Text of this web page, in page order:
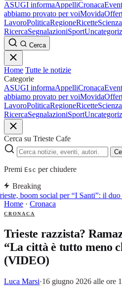
ASUGI informaAppelliCronaca
abbiamo provato per voiMovida
LavoroPoliticaRegioneRicette
RicercaSegnalazioniSport
Cerca
Home Tutte le notizie
Categorie
ASUGI informaAppelliCronaca
abbiamo provato per voiMovida
LavoroPoliticaRegioneRicette
RicercaSegnalazioniSport
Cerca su Trieste Cafe
Premi Esc per chiudere
Breaking
boom social per “I Santi”: il
Home · Cronaca
CRONACA
Trieste razzista?
“La città è tutto meno
(VIDEO)
Luca Marsi·16 giugno 2026 alle ore